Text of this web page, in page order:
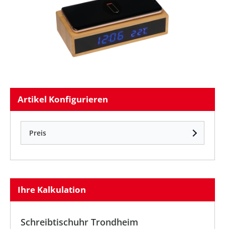
Artikel Konfigurieren
Preis
Ihre Kalkulation
Schreibtischuhr Trondheim